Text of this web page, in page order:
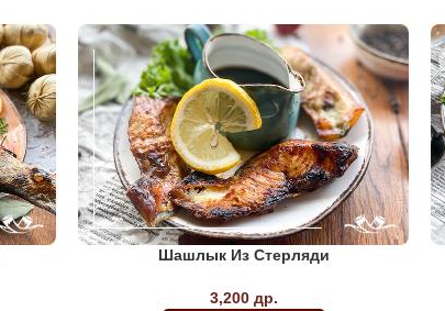
Шашлык Из Стерляди
3,200др.